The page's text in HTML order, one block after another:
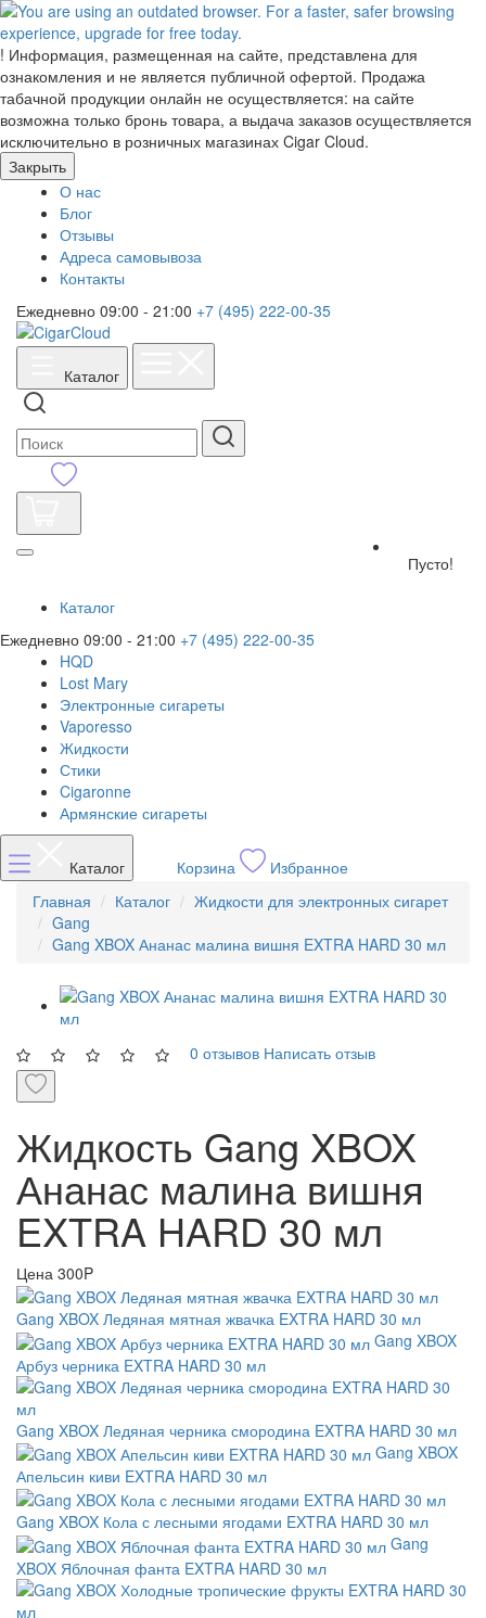
! Информация, размещенная на сайте, представлена для
ознакомления и не является публичной офертой. Продажа
табачной продукции онлайн не осуществляется: на сайте
возможна только бронь товара, а выдача заказов осуществляется
исключительно в розничных магазинах Cigar Cloud.
Закрыть
О нас
Блог
Отзывы
Адреса самовывоза
Контакты
Ежедневно 09:00 - 21:00 +7 (495) 222-00-35
Каталог
Пусто!
Каталог
Ежедневно 09:00 - 21:00 +7 (495) 222-00-35
HQD
Lost Mary
Электронные сигареты
Vaporesso
Жидкости
Стики
Cigaronne
Армянские сигареты
Каталог Корзина
Избранное
Главная
Каталог
Жидкости для электронных сигарет
Gang
Gang XBOX Ананас малина вишня EXTRA HARD 30 мл
0 отзывов Написать отзыв
Жидкость Gang XBOX
Ананас малина вишня
EXTRA HARD 30 мл
Цена 300P
Gang XBOX Ледяная мятная жвачка EXTRA HARD 30 мл
Gang XBOX
Арбуз черника EXTRA HARD 30 мл
Gang XBOX Ледяная черника смородина EXTRA HARD 30 мл
Gang XBOX
Апельсин киви EXTRA HARD 30 мл
Gang XBOX Кола с лесными ягодами EXTRA HARD 30 мл
Gang
XBOX Яблочная фанта EXTRA HARD 30 мл